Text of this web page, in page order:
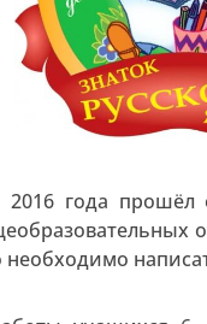
года прошёл